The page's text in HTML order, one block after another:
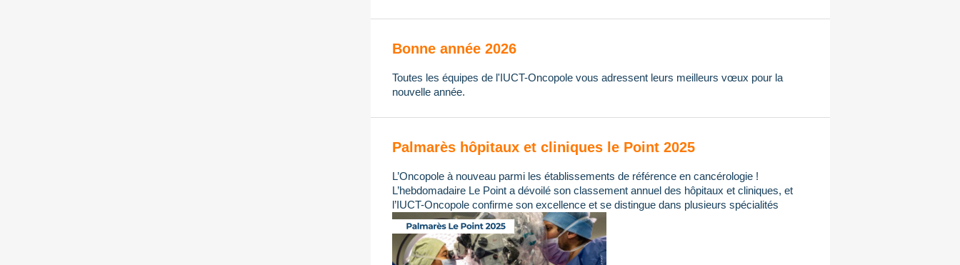
Bonne année 2026
Toutes les équipes de l'IUCT-Oncopole vous adressent leurs meilleurs vœux pour la
nouvelle année.
Palmarès hôpitaux et cliniques le Point 2025
L’Oncopole à nouveau parmi les établissements de référence en cancérologie !
L’hebdomadaire Le Point a dévoilé son classement annuel des hôpitaux et cliniques, et
l’IUCT-Oncopole confirme son excellence et se distingue dans plusieurs spécialités